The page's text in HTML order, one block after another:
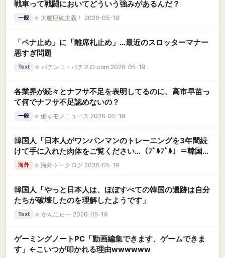
戦車って戦闘においてどういう強みがあるんだ？
一般 ★ 大艦巨砲主義！ 2026-05-19
「ペナ止め」に「離席札止め」…最近のスロッターマナー
悪すぎ問題
Text ★ パチンコ・パチスロ.com 2026-05-19
各業界が続々とナフサ不足を表明してるのに、高市早苗っ
て何でナフサ不足認めないの？
一般 ★ 働くモノニュース 2026-05-19
韓国人「日本人がワンパンマンのトレーニングを3年間続
けて手に入れた肉体をご覧ください…（ﾌﾞﾙﾌﾞﾙ」＝韓国の
反応
海外 ★ 海外トークログ 2026-05-19
韓国人「やっと日本人は、ほぼすべての韓国の遺跡は自分
たちが破壊したのを理解したようです」
Text ★ かんにゅー 2026-05-19
ゲーミングノートPC「動画編集できます、ゲームできま
す」←こいつが叩かれる理由wwwwww